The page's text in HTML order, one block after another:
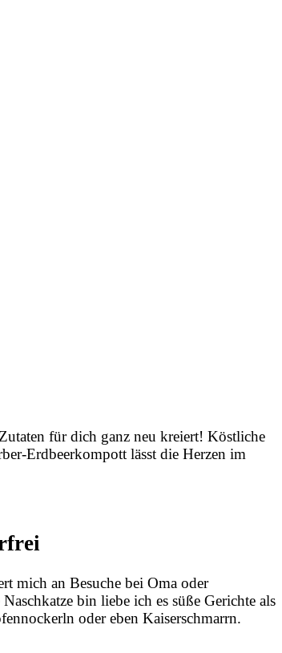
für dich ganz neu kreiert! Köstliche
Erdbeerkompott lässt die Herzen im
mich an Besuche bei Oma oder
bin liebe ich es süße Gerichte als
oder eben Kaiserschmarrn.